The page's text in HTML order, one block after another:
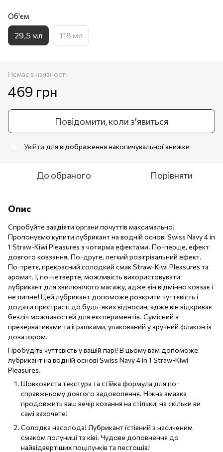
Об'єм
29,5 мл 118 мл
Немає в наявності
469 грн
Повідомити, коли з'явиться
Увійти для відображення накопичувальної знижки
До обраного Порівняти
Опис
Спробуйте заадіяти органи почуттів максимально!
Пропонуємо купити лубрикант на водній основі Swiss Navy 4 in
1 Straw-Kiwi Pleasures з чотирма ефектами. По-перше, ефект
довгого ковзання. По-друге, легкий розігрівальний ефект.
По-третє, прекрасний солодкий смак Straw-Kiwi Pleasures та
аромат. І, по-четверте, можливість використовувати
лубрикант для хвилюючого масажу, адже він відмінно ковзає і
не липне! Цей лубрикант допоможе розкрити чуттєвість і
додати пристрасті до будь-яких відносин, адже він відкриває
безліч можливостей для експериментів. Сумісний з
презервативами та іграшками, упакований у зручний флакон із
дозатором.
Пробудіть чуттєвість у вашій парі! В цьому вам допоможе
лубрикант на водній основі Swiss Navy 4 in 1 Straw-Kiwi
Pleasures.
Шовковиста текстура та стійка формула для по-
справжньому довгого задоволення. Ніжна змазка
продовжить ваш вечір кохання на стільки, на скільки ви
самі захочете!
Солодка насолода! Лубрикант їстівний з насиченим
смаком полуниці та ківі. Чудове доповнення до
найвідвертіших поцілунків та пестощів!